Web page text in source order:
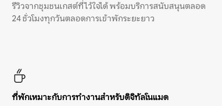
รีวิวจากชุมชนเกสต์ที่ไว้ใจได้ พร้อมบริการสนับสนุนตลอด
24 ชั่วโมงทุกวันตลอดการเข้าพักระยะยาว
ที่พักเหมาะกับการทำงานสำหรับดิจิทัลโนแมด